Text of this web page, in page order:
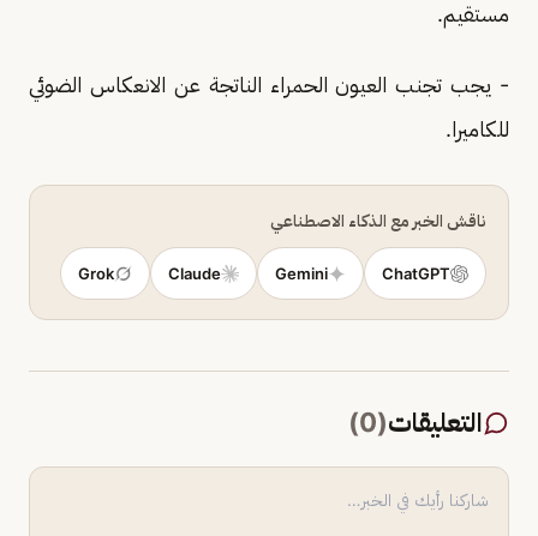
مستقيم.
- يجب تجنب العيون الحمراء الناتجة عن الانعكاس الضوئي
للكاميرا.
ناقش الخبر مع الذكاء الاصطناعي
ChatGPT
Gemini
Claude
Grok
التعليقات(
0
)